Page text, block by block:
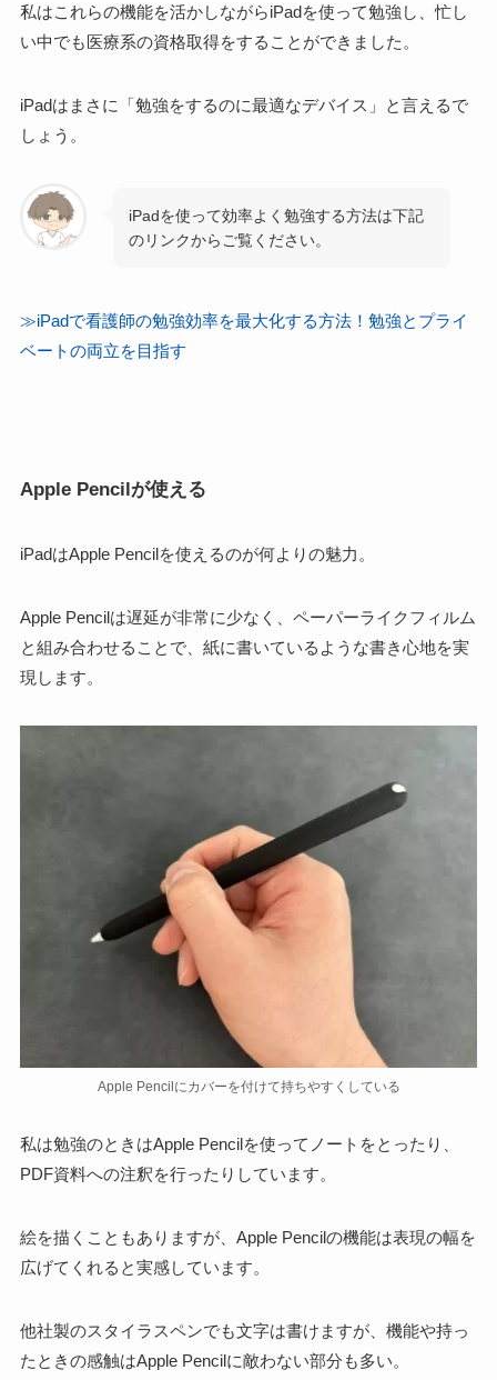
私はこれらの機能を活かしながらiPadを使って勉強し、忙し
い中でも医療系の資格取得をすることができました。
iPadはまさに 「勉強をするのに最適なデバイス」
と言えるで
しょう。
iPadを使って効率よく勉強する方法は下記
のリンクからご覧ください。
≫iPadで看護師の勉強効率を最大化する方法！勉強とプライ
ベートの両立を目指す
Apple Pencilが使える
iPadはApple Pencilを使えるのが何よりの魅力 。
Apple Pencilは遅延が非常に少なく、 ペーパーライクフィルム
と組み合わせることで、紙に書いているような書き心地を実
現 します。
Apple Pencilにカバーを付けて持ちやすくしている
私は勉強のときはApple Pencilを使ってノートをとったり、
PDF資料への注釈を行ったりしています。
絵を描くこともありますが、Apple Pencilの機能は表現の幅を
広げてくれると実感しています。
他社製のスタイラスペンでも文字は書けますが、機能や持っ
たときの感触はApple Pencilに敵わない部分も多い。